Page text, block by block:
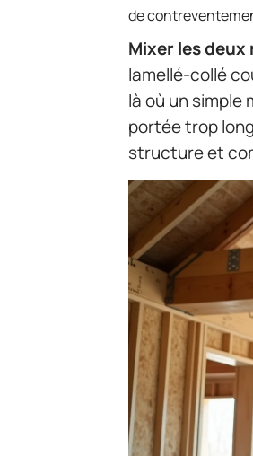
de
Mixer les
lamellé-collé
là où un simple
portée trop
structure et